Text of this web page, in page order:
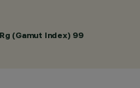
(Gamut Index) 99